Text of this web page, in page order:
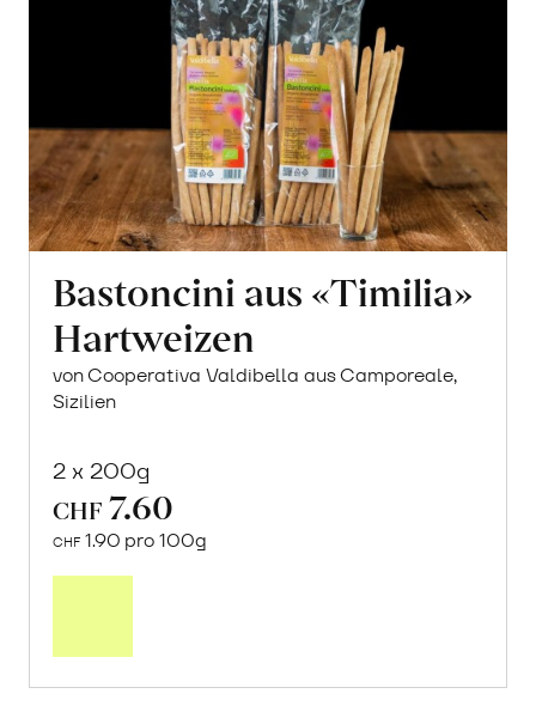
Bastoncini aus «Timilia»
Hartweizen
von Cooperativa Valdibella aus Camporeale,
Sizilien
2 x 200g
CHF 7.60
CHF 1.90 pro 100g